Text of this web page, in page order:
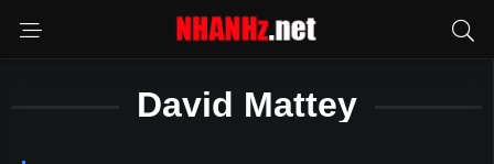
David Mattey